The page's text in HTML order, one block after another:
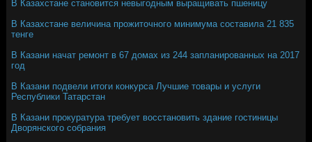
В Казахстане становится невыгодным выращивать пшеницу
В Казахстане величина прожиточного минимума составила 21 835
тенге
В Казани начат ремонт в 67 домах из 244 запланированных на 2017
год
В Казани подвели итоги конкурса Лучшие товары и услуги
Республики Татарстан
В Казани прокуратура требует восстановить здание гостиницы
Дворянского собрания